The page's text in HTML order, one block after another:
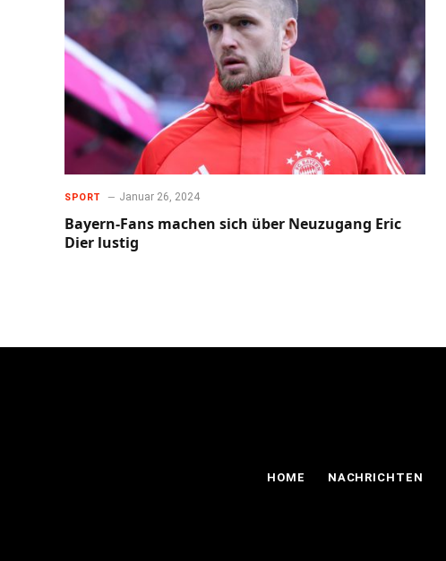
SPORT Januar 26, 2024
Bayern-Fans machen sich über Neuzugang Eric
Dier lustig
HOME NACHRICHTEN